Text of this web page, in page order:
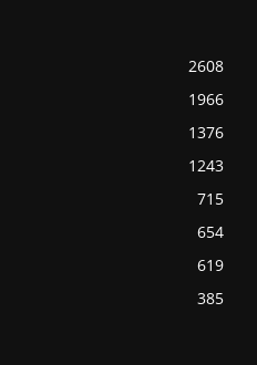
2608
1966
1376
1243
715
654
619
385